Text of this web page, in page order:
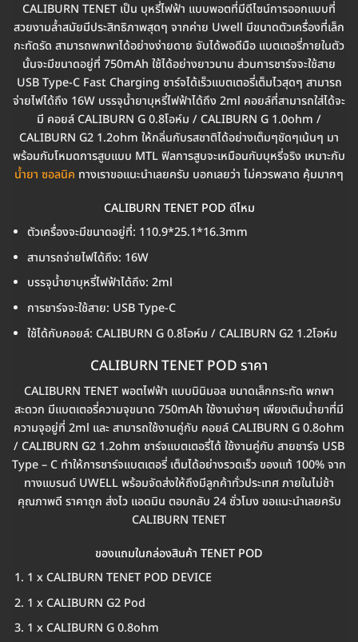
CALIBURN TENET เป็น บุหรี่ไฟฟ้า แบบพอตที่มีดีไซน์การออกแบบที่
สวยงามล้ำสมัยมีประสิทธิภาพสุดๆ จากค่าย Uwell มีขนาดตัวเครื่องที่เล็ก
กะทัดรัด สามารถพกพาได้อย่างง่ายดาย จับได้พอดีมือ แบตเตอรี่ภายในตัว
นั้นจะมีขนาดอยู่ที่ 750mAh ใช้ได้อย่างยาวนาน ส่วนการชาร์จจะใช้สาย
USB Type-C Fast Charging ชาร์จได้เร็วแบตเตอรี่เต็มไวสุดๆ สามารถ
จ่ายไฟได้ถึง 16W บรรจุน้ำยาบุหรี่ไฟฟ้าได้ถึง 2ml คอยล์ที่สามารถใส่ได้จะ
มี คอยล์ CALIBURN G 0.8โอห์ม / CALIBURN G 1.0ohm /
CALIBURN G2 1.2ohm ให้กลิ่นกับรสชาติได้อย่างเต็มๆชัดๆเน้นๆ มา
พร้อมกับโหมดการสูบแบบ MTL ฟิลการสูบจะเหมือนกับบุหรี่จริง เหมาะกับ
น้ำยา ซอลนิค ทางเราขอแนะนำเลยครับ บอกเลยว่า ไม่ควรพลาด คุ้มมากๆ
CALIBURN TENET POD ดีไหม
ตัวเครื่องจะมีขนาดอยู่ที่: 110.9*25.1*16.3mm
สามารถจ่ายไฟได้ถึง: 16W
บรรจุน้ำยาบุหรี่ไฟฟ้าได้ถึง: 2ml
การชาร์จจะใช้สาย: USB Type-C
ใช้ได้กับคอยล์: CALIBURN G 0.8โอห์ม / CALIBURN G2 1.2โอห์ม
CALIBURN TENET POD ราคา
CALIBURN TENET พอตไฟฟ้า แบบมินิมอล ขนาดเล็กกระทัด พกพา
สะดวก มีแบตเตอรี่ความจุขนาด 750mAh ใช้งานง่ายๆ เพียงเติมน้ำยาที่มี
ความจุอยู่ที่ 2ml และ สามารถใช้งานคู่กับ คอยล์ CALIBURN G 0.8ohm
/ CALIBURN G2 1.2ohm ชาร์จแบตเตอรี่ได้ ใช้งานคู่กับ สายชาร์จ USB
Type – C ทำให้การชาร์จแบตเตอรี่ เต็มได้อย่างรวดเร็ว ของแท้ 100% จาก
ทางแบรนด์ UWELL พร้อมจัดส่งให้ถึงมีลูกค้าทั่วประเทศ ภายในไม่ช้า
คุณภาพดี ราคาถูก ส่งไว แอดมิน ตอบกลับ 24 ชั่วโมง ขอแนะนำเลยครับ
CALIBURN TENET
ของแถมในกล่องสินค้า TENET POD
1 x CALIBURN TENET POD DEVICE
1 x CALIBURN G2 Pod
1 x CALIBURN G 0.8ohm